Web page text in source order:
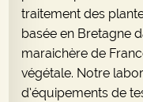
traitement des
basée en Bretagne
maraichère de
végétale. Notre
d’équipements de